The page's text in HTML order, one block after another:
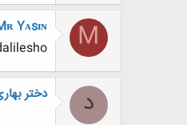
M
Yᴀsɪɴ
د دختر